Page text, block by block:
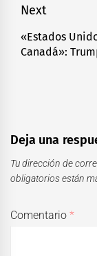
Next
Next
post:
«Estados
Canadá»:
Deja una
Tu dirección de
obligatorios están
Comentario*